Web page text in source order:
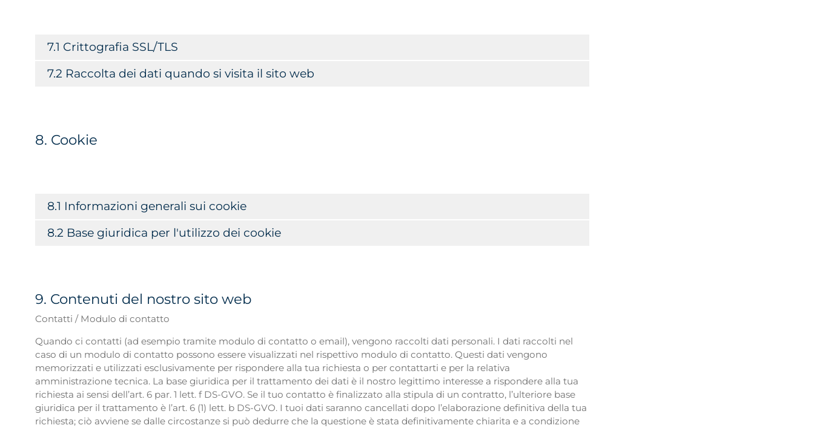
7.1 Crittografia SSL/TLS
7.2 Raccolta dei dati quando si visita il sito web
8. Cookie
8.1 Informazioni generali sui cookie
8.2 Base giuridica per l'utilizzo dei cookie
9. Contenuti del nostro sito web
Contatti / Modulo di contatto
Quando ci contatti (ad esempio tramite modulo di contatto o email), vengono raccolti dati personali. I dati raccolti nel
caso di un modulo di contatto possono essere visualizzati nel rispettivo modulo di contatto. Questi dati vengono
memorizzati e utilizzati esclusivamente per rispondere alla tua richiesta o per contattarti e per la relativa
amministrazione tecnica. La base giuridica per il trattamento dei dati è il nostro legittimo interesse a rispondere alla tua
richiesta ai sensi dell’art. 6 par. 1 lett. f DS-GVO. Se il tuo contatto è finalizzato alla stipula di un contratto, l’ulteriore base
giuridica per il trattamento è l’art. 6 (1) lett. b DS-GVO. I tuoi dati saranno cancellati dopo l’elaborazione definitiva della tua
richiesta; ciò avviene se dalle circostanze si può dedurre che la questione è stata definitivamente chiarita e a condizione